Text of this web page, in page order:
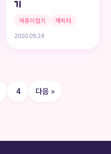
기
색종이접기 캐릭터
2020.09.24
4 다음 »